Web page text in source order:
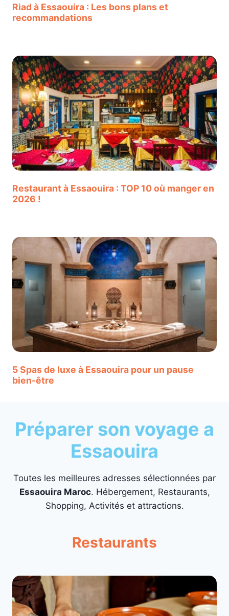
Riad à Essaouira : Les bons plans et
recommandations
Restaurant à Essaouira : TOP 10 où manger en
2026 !
5 Spas de luxe à Essaouira pour un pause
bien-être
Préparer son voyage a
Essaouira
Toutes les meilleures adresses sélectionnées par
Essaouira Maroc. Hébergement, Restaurants,
Shopping, Activités et attractions.
Restaurants